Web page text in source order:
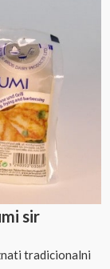
sir
tradicionalni